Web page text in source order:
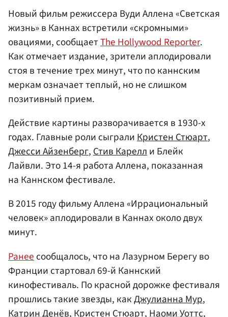
Новый фильм режиссера Вуди Аллена «Светская
жизнь» в Каннах встретили «скромными»
овациями, сообщаетThe Hollywood Reporter.
Как отмечает издание, зрители аплодировали
стоя в течение трех минут, что по каннским
меркам означает теплый, но не слишком
позитивный прием.
Действие картины разворачивается в 1930-х
годах. Главные роли сыгралиКристен Стюарт,
Джесси Айзенберг,Стив Карелли Блейк
Лайвли. Это 14-я работа Аллена, показанная
на Каннском фестивале.
В 2015 году фильму Аллена «Иррациональный
человек» аплодировали в Каннах около двух
минут.
Ранее сообщалось, что на Лазурном Берегу во
Франции стартовал 69-й Каннский
кинофестиваль. По красной дорожке фестиваля
прошлись такие звезды, какДжулианна Мур,
Катрин Денёв, Кристен Стюарт, Наоми Уоттс,